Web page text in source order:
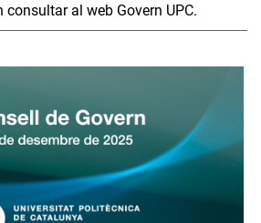
consultar al web Govern UPC.